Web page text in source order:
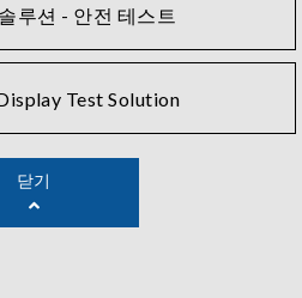
루션 - 안전 테스트
Test Solution
닫기